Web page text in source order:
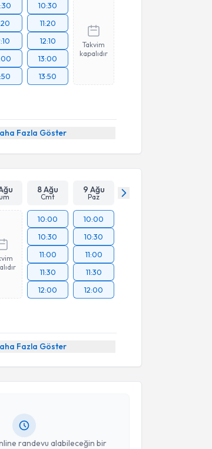
10:30
11:20
12:10
13:00
13:50
Takvim
kapalıdır
Fazla Göster
8 Ağu
Cmt
9 Ağu
Paz
10:00
10:30
11:00
11:30
12:00
10:00
10:30
11:00
11:30
12:00
Fazla Göster
randevu alabileceğin bir
için randevu takvimi talebi
randevu almanız için bir takvim